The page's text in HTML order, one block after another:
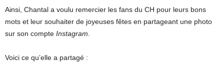
Ainsi, Chantal a voulu remercier les fans du CH pour leurs bons
mots et leur souhaiter de joyeuses fêtes en partageant une photo
sur son compte Instagram
Voici ce qu’elle a partagé :